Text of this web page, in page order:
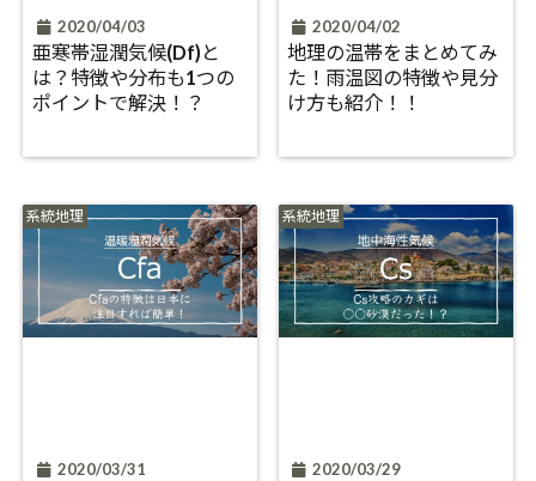
2020/04/03
亜寒帯湿潤気候(Df)と
は？特徴や分布も1つの
ポイントで解決！？
2020/04/02
地理の温帯をまとめてみ
た！雨温図の特徴や見分
け方も紹介！！
系統地理
2020/03/31
系統地理
2020/03/29